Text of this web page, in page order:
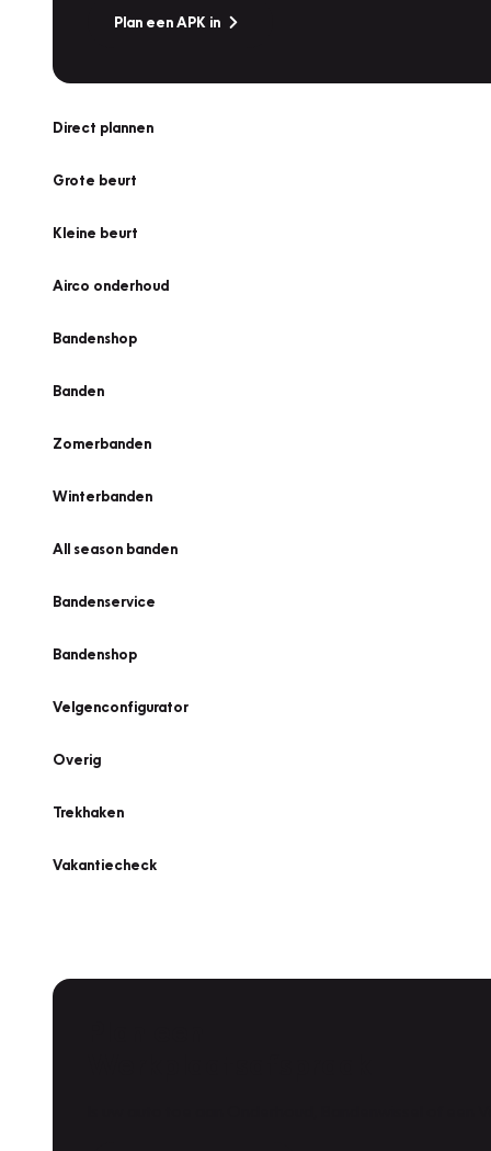
Plan een APK in
Direct plannen
Grote beurt
Kleine beurt
Airco onderhoud
Bandenshop
Banden
Zomerbanden
Winterbanden
All season banden
Bandenservice
Bandenshop
Velgenconfigurator
Overig
Trekhaken
Vakantiecheck